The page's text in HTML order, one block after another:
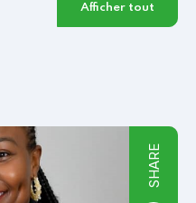
Afficher tout
SHARE